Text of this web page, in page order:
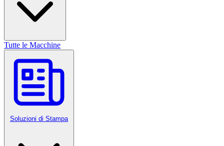
Tutte le Macchine
Soluzioni di Stampa